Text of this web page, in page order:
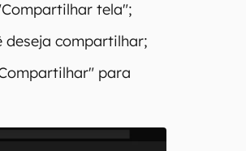
tela";
deseja compartilhar;
para